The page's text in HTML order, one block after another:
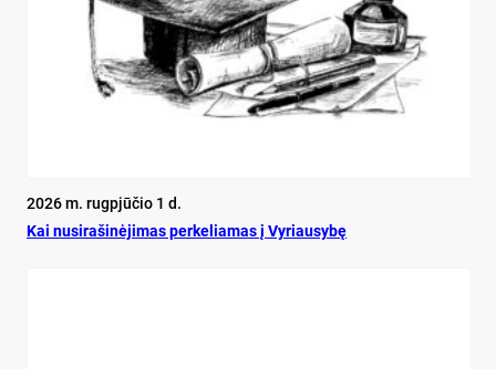
2026 m. rugpjūčio 1 d.
Kai nu­si­ra­ši­nė­ji­mas per­ke­lia­mas į Vy­riau­sy­bę